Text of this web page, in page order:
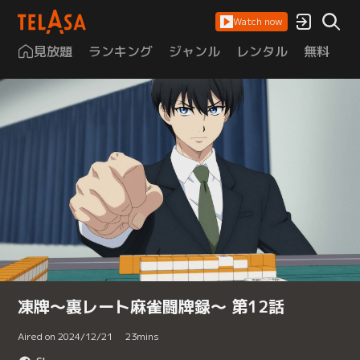
Watch now
見放題 ランキング ジャンル レンタル 無料
凍牌～裏レート麻雀闘牌録～ 第12話
Aired on 2024/12/21 23mins